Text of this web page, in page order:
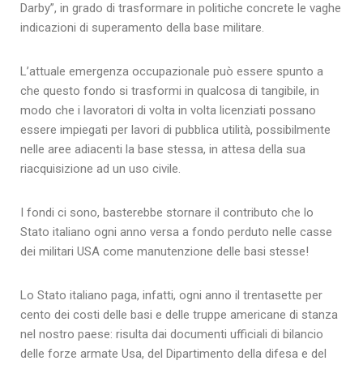
Darby”, in grado di trasformare in politiche concrete le vaghe
indicazioni di superamento della base militare.
L’attuale emergenza occupazionale può essere spunto a
che questo fondo si trasformi in qualcosa di tangibile, in
modo che i lavoratori di volta in volta licenziati possano
essere impiegati per lavori di pubblica utilità, possibilmente
nelle aree adiacenti la base stessa, in attesa della sua
riacquisizione ad un uso civile.
I fondi ci sono, basterebbe stornare il contributo che lo
Stato italiano ogni anno versa a fondo perduto nelle casse
dei militari USA come manutenzione delle basi stesse!
Lo Stato italiano paga, infatti, ogni anno il trentasette per
cento dei costi delle basi e delle truppe americane di stanza
nel nostro paese: risulta dai documenti ufficiali di bilancio
delle forze armate Usa, del Dipartimento della difesa e del